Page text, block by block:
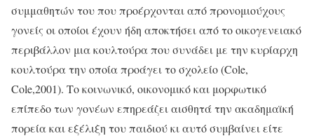
συμμαθητών του που προέρχονται από προνομιούχους
γονείς οι οποίοι έχουν ήδη αποκτήσει από το οικογενειακό
περιβάλλον μια κουλτούρα που συνάδει με την κυρίαρχη
κουλτούρα την οποία προάγει το σχολείο (Cole,
Cole,2001). Το κοινωνικό, οικονομικό και μορφωτικό
επίπεδο των γονέων επηρεάζει αισθητά την ακαδημαϊκή
πορεία και εξέλιξη του παιδιού κι αυτό συμβαίνει είτε